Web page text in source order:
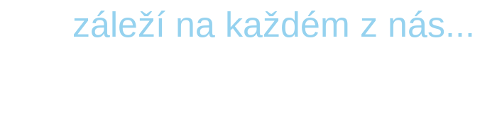
záleží na každém z nás...